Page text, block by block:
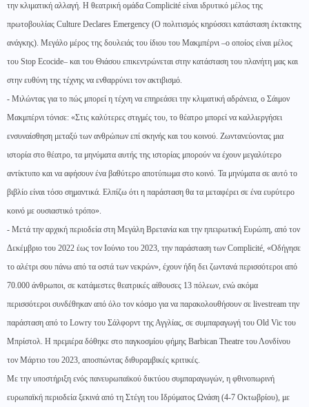
την κλιματική αλλαγή. Η θεατρική ομάδα Complicité είναι ιδρυτικό μέλος της
πρωτοβουλίας Culture Declares Emergency (Ο πολιτισμός κηρύσσει κατάσταση έκτακτης
ανάγκης). Μεγάλο μέρος της δουλειάς του ίδιου του Μακμπέρνι –ο οποίος είναι μέλος
του Stop Ecocide– και του Θιάσου επικεντρώνεται στην κατάσταση του πλανήτη μας και
στην ευθύνη της τέχνης να ενθαρρύνει τον ακτιβισμό.
- Μιλώντας για το πώς μπορεί η τέχνη να επηρεάσει την κλιματική αδράνεια, ο Σάιμον
Μακμπέρνι τόνισε: «Στις καλύτερες στιγμές του, το θέατρο μπορεί να καλλιεργήσει
ενσυναίσθηση μεταξύ των ανθρώπων επί σκηνής και του κοινού. Ζωντανεύοντας μια
ιστορία στο θέατρο, τα μηνύματα αυτής της ιστορίας μπορούν να έχουν μεγαλύτερο
αντίκτυπο και να αφήσουν ένα βαθύτερο αποτύπωμα στο κοινό. Τα μηνύματα σε αυτό το
βιβλίο είναι τόσο σημαντικά. Ελπίζω ότι η παράσταση θα τα μεταφέρει σε ένα ευρύτερο
κοινό με ουσιαστικό τρόπο».
- Μετά την αρχική περιοδεία στη Μεγάλη Βρετανία και την ηπειρωτική Ευρώπη, από τον
Δεκέμβριο του 2022 έως τον Ιούνιο του 2023, την παράσταση των Complicité, «Οδήγησε
το αλέτρι σου πάνω από τα οστά των νεκρών», έχουν ήδη δει ζωντανά περισσότεροι από
70.000 άνθρωποι, σε κατάμεστες θεατρικές αίθουσες 13 πόλεων, ενώ ακόμα
περισσότεροι συνδέθηκαν από όλο τον κόσμο για να παρακολουθήσουν σε livestream την
παράσταση από το Lowry του Σάλφορντ της Αγγλίας, σε συμπαραγωγή του Old Vic του
Μπρίστολ. Η πρεμιέρα δόθηκε στο παγκοσμίου φήμης Barbican Theatre του Λονδίνου
τον Μάρτιο του 2023, αποσπώντας διθυραμβικές κριτικές.
Με την υποστήριξη ενός πανευρωπαϊκού δικτύου συμπαραγωγών, η φθινοπωρινή
ευρωπαϊκή περιοδεία ξεκινά από τη Στέγη του Ιδρύματος Ωνάση (4-7 Οκτωβρίου), με